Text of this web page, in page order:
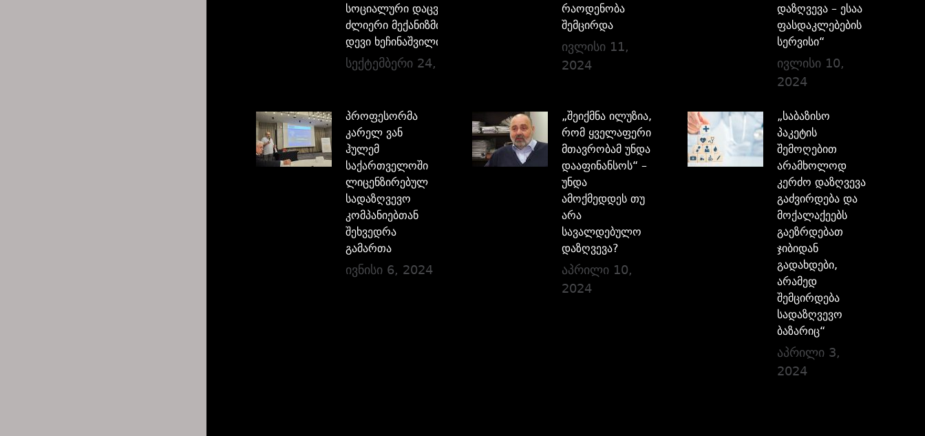
სოციალური დაცვის
ძლიერი მექანიზმია –
დევი ხეჩინაშვილი
სექტემბერი 24, 2024
რაოდენობა
შემცირდა
ივლისი 11,
2024
დაზღვევა – ესაა
ფასდაკლებების
სერვისი“
ივლისი 10,
2024
პროფესორმა
კარელ ვან
ჰულემ
საქართველოში
ლიცენზირებულ
სადაზღვევო
კომპანიებთან
შეხვედრა
გამართა
ივნისი 6, 2024
„შეიქმნა ილუზია,
რომ ყველაფერი
მთავრობამ უნდა
დააფინანსოს“ –
უნდა
ამოქმედდეს თუ
არა
სავალდებულო
დაზღვევა?
აპრილი 10,
2024
„საბაზისო
პაკეტის
შემოღებით
არამხოლოდ
კერძო დაზღვევა
გაძვირდება და
მოქალაქეებს
გაეზრდებათ
ჯიბიდან
გადახდები,
არამედ
შემცირდება
სადაზღვევო
ბაზარიც“
აპრილი 3,
2024